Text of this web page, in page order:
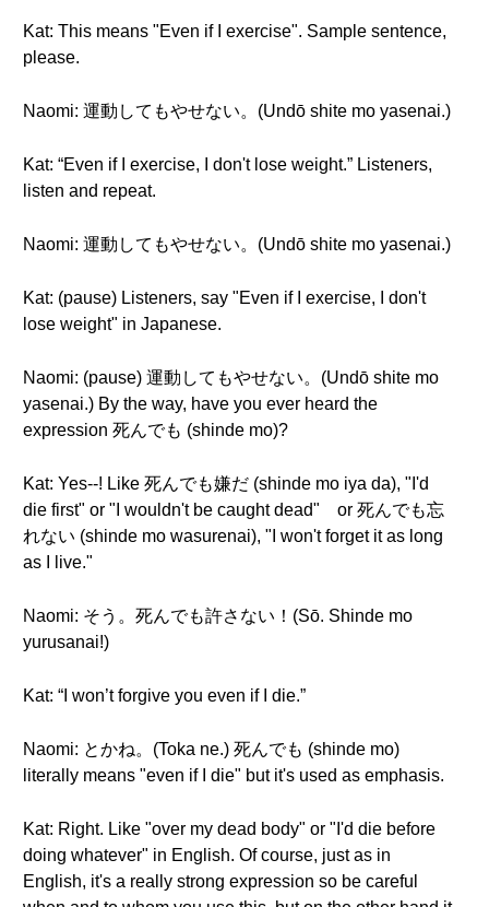
Kat: This means "Even if I exercise". Sample sentence,
please.
Naomi: 運動してもやせない。(Undō shite mo yasenai.)
Kat: “Even if I exercise, I don't lose weight.” Listeners,
listen and repeat.
Naomi: 運動してもやせない。(Undō shite mo yasenai.)
Kat: (pause) Listeners, say "Even if I exercise, I don't
lose weight" in Japanese.
Naomi: (pause) 運動してもやせない。(Undō shite mo
yasenai.) By the way, have you ever heard the
expression 死んでも (shinde mo)?
Kat: Yes--! Like 死んでも嫌だ (shinde mo iya da), "I'd
die first" or "I wouldn't be caught dead" or 死んでも忘
れない (shinde mo wasurenai), "I won't forget it as long
as I live."
Naomi: そう。死んでも許さない！(Sō. Shinde mo
yurusanai!)
Kat: “I won’t forgive you even if I die.”
Naomi: とかね。(Toka ne.) 死んでも (shinde mo)
literally means "even if I die" but it's used as emphasis.
Kat: Right. Like "over my dead body" or "I'd die before
doing whatever" in English. Of course, just as in
English, it's a really strong expression so be careful